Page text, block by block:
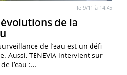
le 9/11 à 14:45
de la
de l’eau est un défi
Aussi, TENEVIA intervient sur
l’eau :…